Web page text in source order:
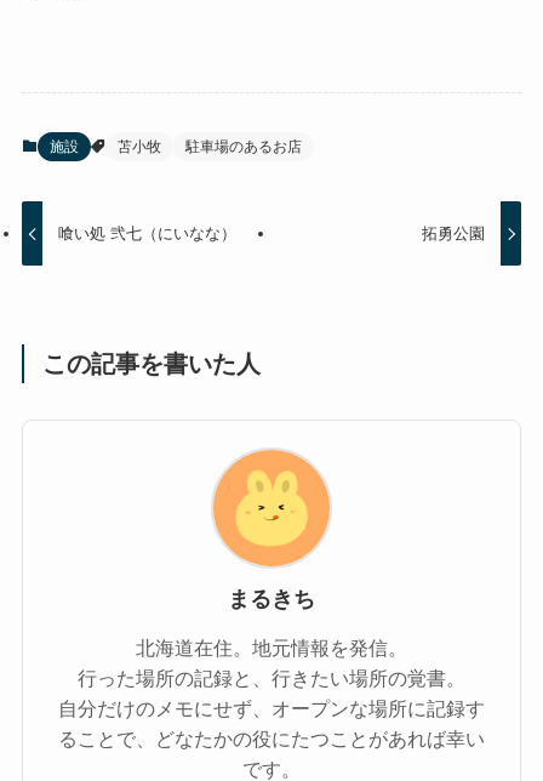
施設 苫小牧 駐車場のあるお店
喰い処 弐七（にいなな） 拓勇公園
この記事を書いた人
まるきち
北海道在住。地元情報を発信。
行った場所の記録と、行きたい場所の覚書。
自分だけのメモにせず、オープンな場所に記録す
ることで、どなたかの役にたつことがあれば幸い
です。